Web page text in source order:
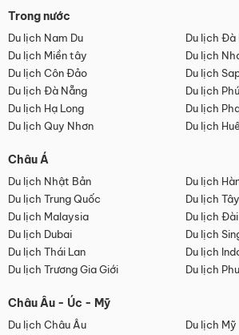
Trong nước
Du lịch Nam Du
Du lịch Đà
Du lịch Miền tây
Du lịch
Du lịch Côn Đảo
Du lịch
Du lịch Đà Nẵng
Du lịch
Du lịch Hạ Long
Du lịch
Du lịch Quy Nhơn
Du lịch Huế
Châu Á
Du lịch Nhật Bản
Du lịch
Du lịch Trung Quốc
Du lịch
Du lịch Malaysia
Du lịch
Du lịch Dubai
Du lịch
Du lịch Thái Lan
Du lịch
Du lịch Trương Gia Giới
Du lịch
Châu Âu - Úc - Mỹ
Du lịch Châu Âu
Du lịch Mỹ